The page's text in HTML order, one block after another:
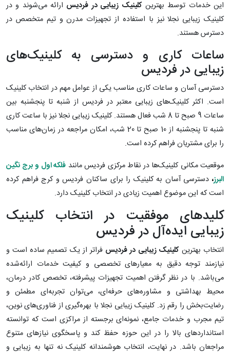
این خدمات توسط بهترینکلینیک زیبایی در فردیس ارائه می‌شوند و در
کلینیک زیبایی نجلا نیز با استفاده از تجهیزات مدرن و تیم متخصص در
دسترس هستند.
ساعات کاری و دسترسی به کلینیک‌های
زیبایی در فردیس
دسترسی آسان و ساعات کاری مناسب یکی از عوامل مهم در انتخاب کلینیک
است. اکثر کلینیک‌های زیبایی معتبر در فردیس از شنبه تا پنجشنبه بین
ساعات 9 صبح تا 8 شب فعال هستند. کلینیک زیبایی نجلا نیز با ساعت کاری
شنبه تا پنجشنبه از 10 صبح تا 20 شب، امکان مراجعه در زمان‌های مناسب
را برای مشتریان فراهم کرده است.
موقعیت مکانی کلینیک‌ها در نقاط مرکزی فردیس مانند فلکه اول و برج نگین
البرز، دسترسی آسان به کلینیک را برای ساکنان فردیس و کرج فراهم کرده
است که این موضوع اهمیت زیادی در انتخاب کلینیک دارد.
کلیدهای موفقیت در انتخاب کلینیک
زیبایی ایده‌آل در فردیس
انتخاب بهترینکلینیک زیبایی در فردیس فراتر از یک تصمیم ساده است و
نیازمند توجه دقیق به معیارهای تخصصی و کیفیت خدمات ارائه‌شده
می‌باشد. با در نظر گرفتن اهمیت تجهیزات پیشرفته، تخصص کادر درمان،
محیط بهداشتی و مشاوره‌های حرفه‌ای، می‌توان تجربه‌ای مطمئن و
رضایت‌بخش را رقم زد. کلینیک زیبایی نجلا با بهره‌گیری از فناوری‌های نوین،
تیم مجرب و خدمات جامع، نمونه‌ای برجسته از مراکزی است که توانسته
استانداردهای بالا را در این حوزه حفظ کند و پاسخگوی نیازهای متنوع
مراجعان باشد. در نهایت، انتخاب هوشمندانه کلینیک نه تنها به زیبایی و